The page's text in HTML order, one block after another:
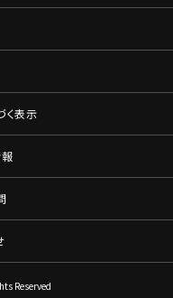
く表示
報
Reserved